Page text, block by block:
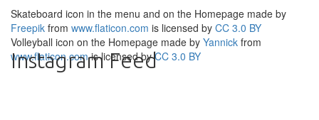
Skateboard icon in the menu and on the Homepage made by
Freepik from www.flaticon.com is licensed by CC 3.0 BY
Volleyball icon on the Homepage made by Yannick from
www.flaticon.comis licensed byCC 3.0 BY
Instagram Feed